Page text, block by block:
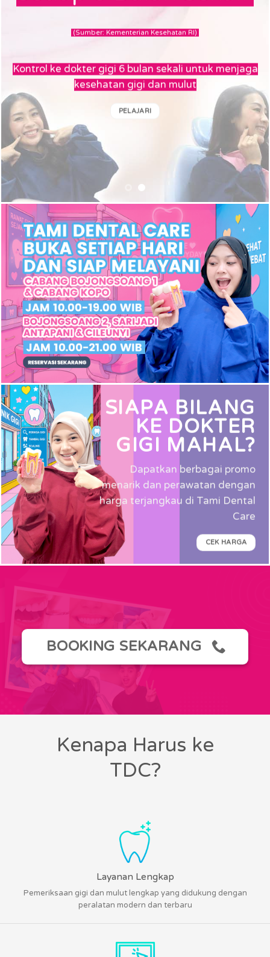
kesehatan gigi dan mulut
PELAJARI
SIAPA BILANG
KE DOKTER
GIGI MAHAL?
Dapatkan berbagai promo
menarik dan perawatan dengan
harga terjangkau di Tami Dental
Care
CEK HARGA
BOOKING SEKARANG
Kenapa Harus ke
TDC?
Layanan Lengkap
Pemeriksaan gigi dan mulut lengkap yang didukung dengan
peralatan modern dan terbaru